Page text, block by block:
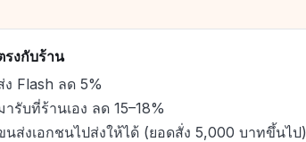
รงกับร้าน
ง Flash ลด 5%
ารับที่ร้านเอง ลด 15–18%
นส่งเอกชนไปส่งให้ได้ (ยอดสั่ง 5,000 บาทขึ้นไป)